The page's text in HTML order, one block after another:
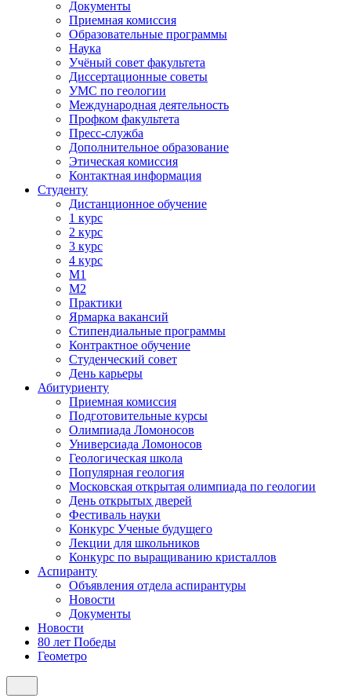
Документы
Приемная комиссия
Образовательные программы
Наука
Учёный совет факультета
Диссертационные советы
УМС по геологии
Международная деятельность
Профком факультета
Пресс-служба
Дополнительное образование
Этическая комиссия
Контактная информация
Студенту
Дистанционное обучение
1 курс
2 курс
3 курс
4 курс
М1
М2
Практики
Ярмарка вакансий
Стипендиальные программы
Контрактное обучение
Студенческий совет
День карьеры
Абитуриенту
Приемная комиссия
Подготовительные курсы
Олимпиада Ломоносов
Универсиада Ломоносов
Геологическая школа
Популярная геология
Московская открытая олимпиада по геологии
День открытых дверей
Фестиваль науки
Конкурс Ученые будущего
Лекции для школьников
Конкурс по выращиванию кристаллов
Аспиранту
Объявления отдела аспирантуры
Новости
Документы
Новости
80 лет Победы
Геометро